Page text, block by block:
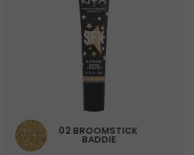
02 BROOMSTICK
BADDIE